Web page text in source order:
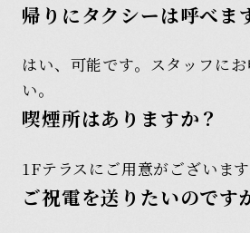
帰りにタクシーは呼べま
はい、可能です。スタッフに
い。
喫煙所はありますか？
1Fテラスにご用意がございます
ご祝電を送りたいので